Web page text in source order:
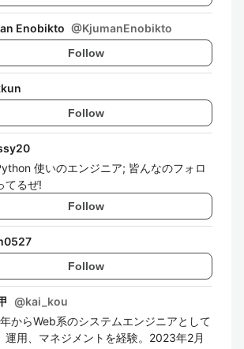
Enobikto @KjumanEnobikto
Follow
Follow
使いのエンジニア; 皆んなのフォロ
てるぜ!
Follow
Follow
@kai_kou
からWeb系のシステムエンジニアとして
運用、マネジメントを経験。2023年2月